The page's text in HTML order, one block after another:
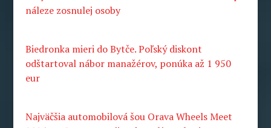
náleze zosnulej osoby
Biedronka mieri do Bytče. Poľský diskont
odštartoval nábor manažérov, ponúka až 1 950
eur
Najväčšia automobilová šou Orava Wheels Meet